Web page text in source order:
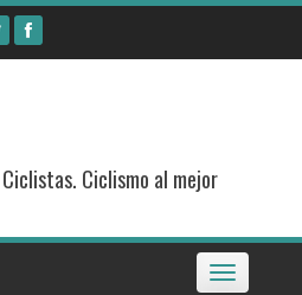
Ciclismo al mejor
Toggle
navigation